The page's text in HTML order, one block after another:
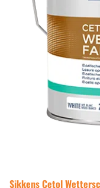
Sikkens Cetol